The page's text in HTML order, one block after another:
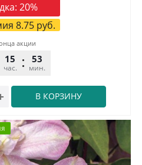
20%
8.75руб.
В КОРЗИНУ
акции
15
час.
53
мин.